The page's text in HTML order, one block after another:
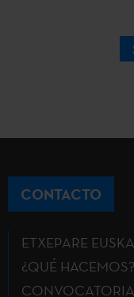
CONTACTO
ETXEPARE
¿QUÉ HACEMOS?